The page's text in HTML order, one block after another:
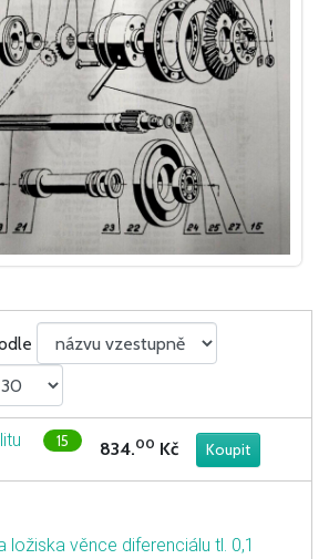
15 834.00 Kč
ložiska věnce diferenciálu tl. 0,1